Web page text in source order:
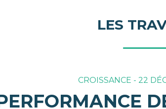
LES
CROISSANCE - 22